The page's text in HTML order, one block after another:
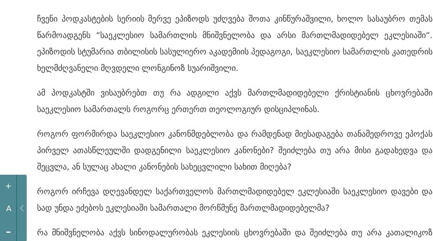
+
A
-
ჩვენი პოდკასტებისსერიის მერვე ეპიზოდს უძღვება შოთა კინწურაშვილი, ხოლო სასაუბრო თემას
წარმოადგენს “საეკლესიო სამართლის მნიშვნელობა და არსი მართლმადიდებელ ეკლესიაში“.
ეპიზოდის სტუმარია თბილისის სასულიერო აკადემიის პედაგოგი, საეკლესიო სამართლის კათედრის
ხელმძღვანელი მღვდელი ლონგინოზ სუარიშვილი.
ამ პოდკასტში ვისაუბრებთ თუ რა ადგილი აქვს მართლმადიდებელი ქრისტიანის ცხოვრებაში
საეკლესიო სამართალს როგორც ერთერთ თეოლოგიურ დისციპლინას.
როგორ ფორმირდა საეკლესიო კანონმდებლობა და რამდენად მიესადაგება თანამედროვე ეპოქას
პირველ ათასწლეულში დადგენილი საეკლესიო კანონები? შეიძლება თუ არა მისი გადახედვა და
შეცვლა, ან სულაც ახალი კანონების სახეცვლილი სახით მიღება?
როგორ ირჩევა დღევანდელ საქართველოს მართლმადიდებელ ეკლესიაში საეკლესიო დავები და
სად უნდა ეძებოს ეკლესიაში სამართალი მორწმუნე მართლმადიდებელმა?
რა მნიშვნელობა აქვს სინოდალურობას ეკლესიის ცხოვრებაში და შეიძლება თუ არა კათალიკოზ